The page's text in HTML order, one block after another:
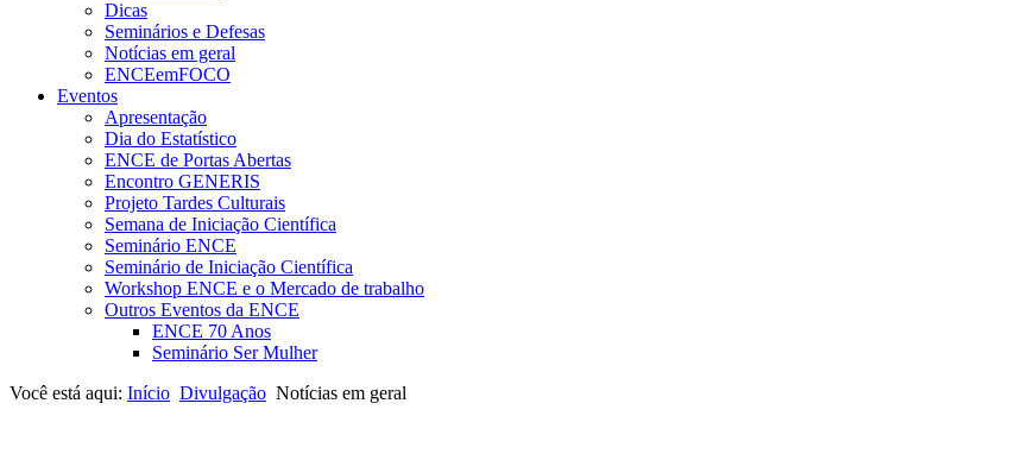
Dicas
Seminários e Defesas
Notícias em geral
ENCEemFOCO
Eventos
Apresentação
Dia do Estatístico
ENCE de Portas Abertas
Encontro GENERIS
Projeto Tardes Culturais
Semana de Iniciação Científica
Seminário ENCE
Seminário de Iniciação Científica
Workshop ENCE e o Mercado de trabalho
Outros Eventos da ENCE
ENCE 70 Anos
Seminário Ser Mulher
Você está aqui: Início Divulgação Notícias em geral